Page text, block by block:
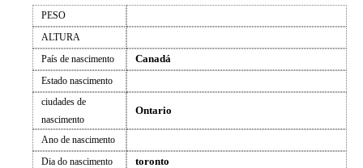
PESO
ALTURA
País de nascimento
Canadá
Estado nascimento
ciudades de
nascimento
Ontario
Ano de nascimento
Dia do nascimento
toronto